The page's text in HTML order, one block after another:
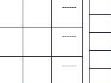
------
------
------